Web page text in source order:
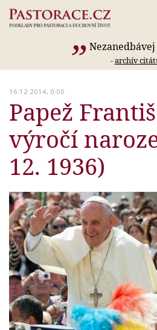
Nezanedbávej
-archív
16.12.2014, 0:00
Papež
výročí
12. 1936)